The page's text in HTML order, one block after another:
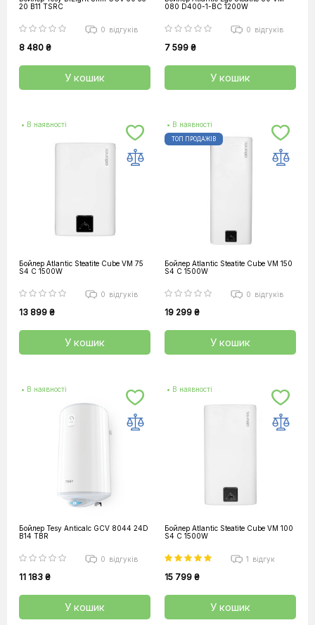
20 B11 TSRC
0 відгуків
8 480 ₴
У кошик
080 D400-1-BC 1200W
0 відгуків
7 599 ₴
У кошик
• В наявності
Бойлер Atlantic Steatite Cube VM 75
S4 C 1500W
0 відгуків
13 899 ₴
У кошик
• В наявності
ТОП ПРОДАЖІВ
Бойлер Atlantic Steatite Cube VM 150
S4 C 1500W
0 відгуків
19 299 ₴
У кошик
• В наявності
Бойлер Tesy Anticalc GCV 8044 24D
B14 TBR
0 відгуків
11 183 ₴
У кошик
• В наявності
Бойлер Atlantic Steatite Cube VM 100
S4 C 1500W
1 відгук
15 799 ₴
У кошик